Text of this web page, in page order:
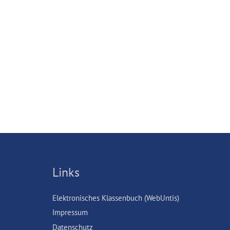
Links
Elektronisches Klassenbuch (WebUntis)
Impressum
Datenschutz